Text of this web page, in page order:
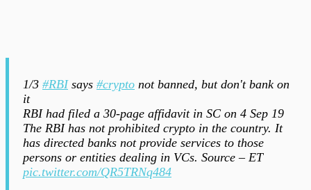
1/3 #RBIsays #crypto not banned, but don't bank on
it
RBI had filed a 30-page affidavit in SC on 4 Sep 19
The RBI has not prohibited crypto in the country. It
has directed banks not provide services to those
persons or entities dealing in VCs. Source – ET
pic.twitter.com/QR5TRNq484